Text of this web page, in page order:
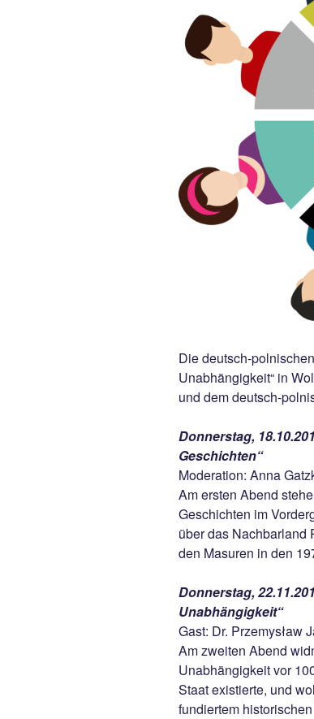
Die deutsch-
Unabhängigkeit“ in
und dem deutsch-
Donnerstag,
Geschichten“
Moderation: Anna
Am ersten Abend
Geschichten im
über das Nachbarland
den Masuren in den
Donnerstag,
Unabhängigkeit“
Gast: Dr. Przemysław
Am zweiten Abend
Unabhängigkeit vor
Staat existierte, und
fundiertem